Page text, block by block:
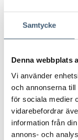
Samtycke
Denna webbplats
Vi använder
och annonserna
för sociala medier
vidarebefordrar
information från
annons- och
Rekrytering av
Assessments
Vi är förvissade
erbjudande och
sättet blir
partner inom
Assessment och